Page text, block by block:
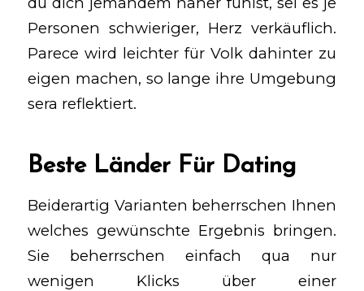
Personen schwieriger, Herz verkäuflich.
Parece wird leichter für Volk dahinter zu
eigen machen, so lange ihre Umgebung
sera reflektiert.
Beste Länder Für Dating
Beiderartig Varianten beherrschen Ihnen
welches gewünschte Ergebnis bringen.
Sie beherrschen einfach qua nur
wenigen Klicks über einer